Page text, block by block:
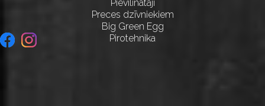
Pievilinātāji
Preces dzīvniekiem
Big Green Egg
Pirotehnika